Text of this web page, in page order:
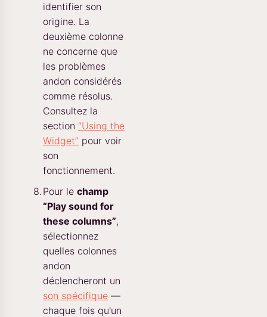
identifier son
origine. La
deuxième colonne
ne concerne que
les problèmes
andon considérés
comme résolus.
Consultez la
section “Using the
Widget” pour voir
son
fonctionnement.
Pour le champ
“Play sound for
these columns”,
sélectionnez
quelles colonnes
andon
déclencheront un
son spécifique —
chaque fois qu'un